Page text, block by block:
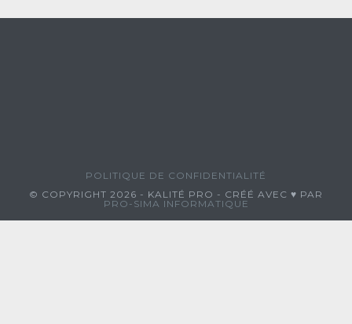
POLITIQUE DE CONFIDENTIALITÉ
© COPYRIGHT 2026 - KALITÉ PRO - CRÉÉ AVEC ♥ PAR
PRO-SIMA INFORMATIQUE